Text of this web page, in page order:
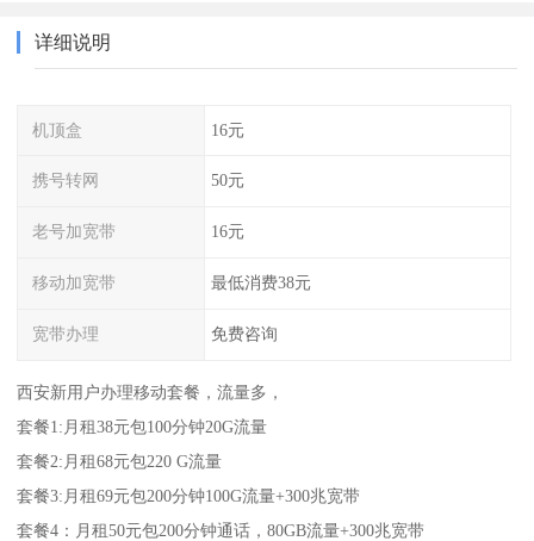
详细说明
机顶盒 16元
携号转网 50元
老号加宽带 16元
移动加宽带 最低消费38元
宽带办理 免费咨询
西安新用户办理移动套餐，流量多，
套餐1:月租38元包100分钟20G流量
套餐2:月租68元包220 G流量
套餐3:月租69元包200分钟100G流量+300兆宽带
套餐4：月租50元包200分钟通话，80GB流量+300兆宽带